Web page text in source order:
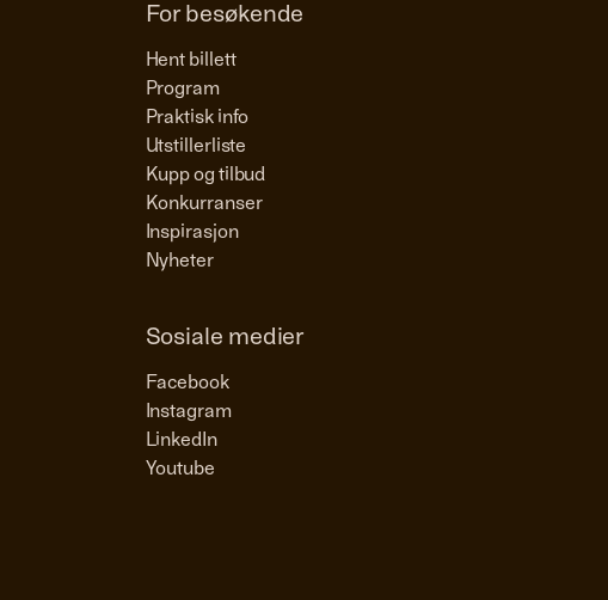
For besøkende
Hent billett
Program
Praktisk info
Utstillerliste
Kupp og tilbud
Konkurranser
Inspirasjon
Nyheter
Sosiale medier
Facebook
Instagram
LinkedIn
Youtube